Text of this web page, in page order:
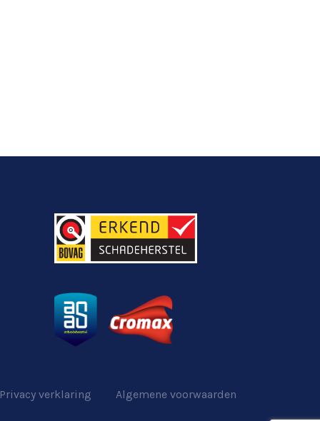
Privacy verklaring Algemene voorwaarden